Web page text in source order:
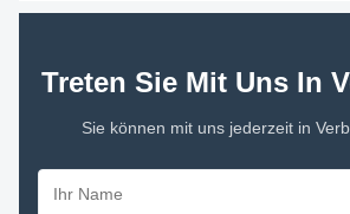
Treten Sie Mit Uns In
Sie können mit uns jederzeit in